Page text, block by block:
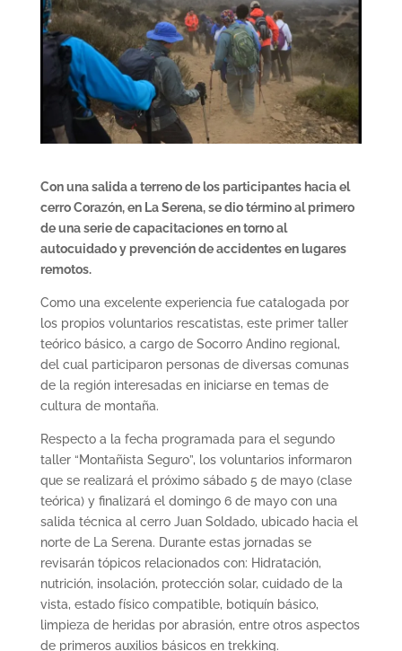
Con una salida a terreno de los participantes hacia el
cerro Corazón, en La Serena, se dio término al primero
de una serie de capacitaciones en torno al
autocuidado y prevención de accidentes en lugares
remotos.
Como una excelente experiencia fue catalogada por
los propios voluntarios rescatistas, este primer taller
teórico básico, a cargo de Socorro Andino regional,
del cual participaron personas de diversas comunas
de la región interesadas en iniciarse en temas de
cultura de montaña.
Respecto a la fecha programada para el segundo
taller “Montañista Seguro”, los voluntarios informaron
que se realizará el próximo sábado 5 de mayo (clase
teórica) y finalizará el domingo 6 de mayo con una
salida técnica al cerro Juan Soldado, ubicado hacia el
norte de La Serena. Durante estas jornadas se
revisarán tópicos relacionados con: Hidratación,
nutrición, insolación, protección solar, cuidado de la
vista, estado físico compatible, botiquín básico,
limpieza de heridas por abrasión, entre otros aspectos
de primeros auxilios básicos en trekking.